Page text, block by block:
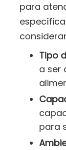
para
Tipo
a ser
para